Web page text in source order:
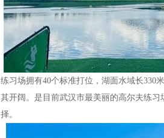
练习场拥有40个标准打位，湖面水域长330
其开阔。是目前武汉市最美丽的高尔夫练
择。